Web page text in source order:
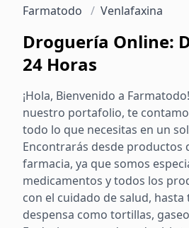
Farmatodo / Venlafaxina
Droguería Online:
24 Horas
¡Hola, Bienvenido a
nuestro portafolio, te
todo lo que necesitas en un
Encontrarás desde productos
farmacia, ya que somos
medicamentos y todos los
con el cuidado de salud,
despensa como tortillas,